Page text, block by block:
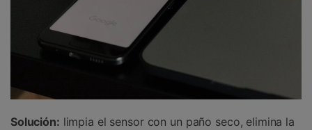
Solución: limpia el sensor con un paño seco, elimina la